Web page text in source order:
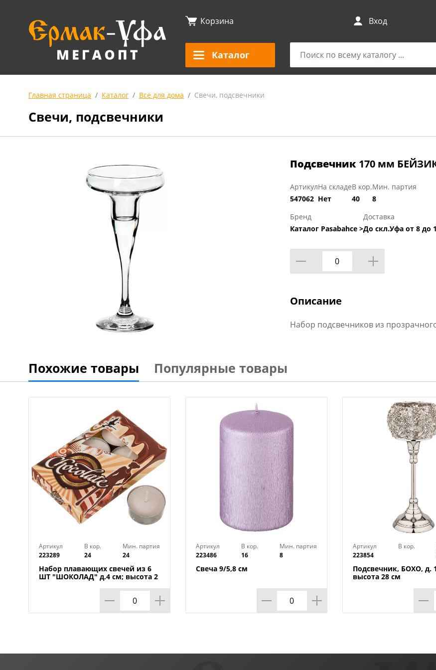
Корзина Вход
Каталог
Главная страница Каталог Все для дома Свечи, подсвечники
Свечи, подсвечники
Подсвечник 170 мм
Артикул
547062
На складе
Нет
В кор.
40
Мин. партия
8
Бренд
Каталог Pasabahce >
Доставка
До скл.Уфа от 8 до
Описание
Набор подсвечников из
Похожие товары Популярные товары
Артикул
223289
В кор.
24
Мин. партия
24
Набор плавающих свечей из 6
ШТ "ШОКОЛАД" д.4 см; высота 2
Артикул
223486
В кор.
16
Мин. партия
8
Свеча 9/5,8 см
Артикул
223854
В кор.
Подсвечник, БОХО, д.
высота 28 см